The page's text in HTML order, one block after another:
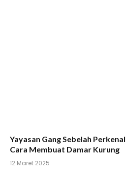
Yayasan Gang Sebelah
Cara Membuat Damar Kurung
12 Maret 2025